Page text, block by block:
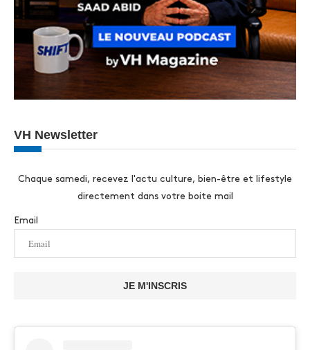
VH Newsletter
Chaque samedi, recevez l'actu culture, bien-être et lifestyle
directement dans votre boite mail
Email
JE M'INSCRIS